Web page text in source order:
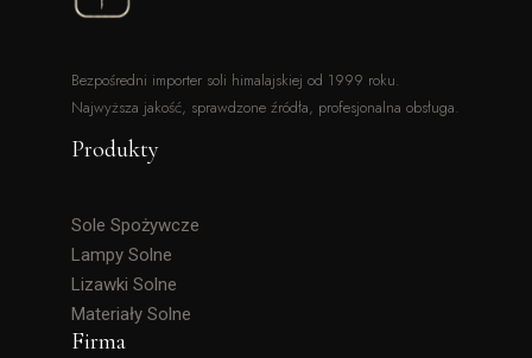
Bezpośredni importer soli himalajskiej od 1999 roku.
Najwyższa jakość, sprawdzone źródła, profesjonalna obsługa.
Produkty
Sole Spożywcze
Lampy Solne
Lizawki Solne
Materiały Solne
Firma